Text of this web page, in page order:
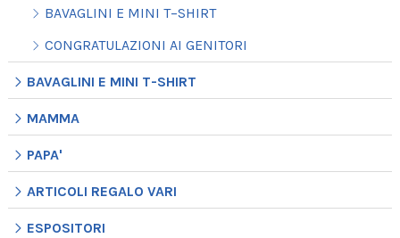
BAVAGLINI E MINI T−SHIRT
CONGRATULAZIONI AI GENITORI
BAVAGLINI E MINI T-SHIRT
MAMMA
PAPA'
ARTICOLI REGALO VARI
ESPOSITORI